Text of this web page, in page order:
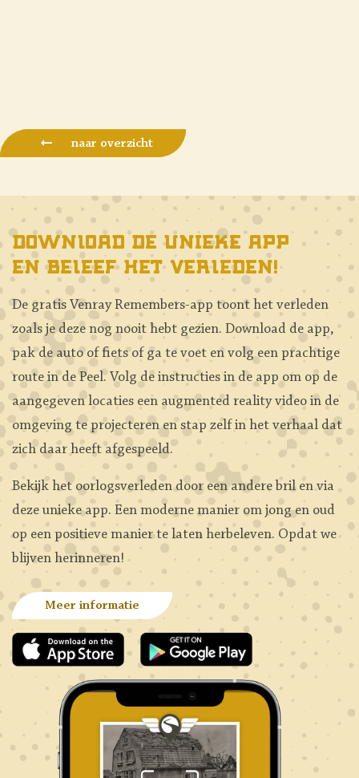
naar overzicht
Download de unieke app
en beleef het verleden!
De gratis Venray Remembers-app toont het verleden
zoals je deze nog nooit hebt gezien. Download de app,
pak de auto of fiets of ga te voet en volg een prachtige
route in de Peel. Volg de instructies in de app om op de
aangegeven locaties een augmented reality video in de
omgeving te projecteren en stap zelf in het verhaal dat
zich daar heeft afgespeeld.
Bekijk het oorlogsverleden door een andere bril en via
deze unieke app. Een moderne manier om jong en oud
op een positieve manier te laten herbeleven. Opdat we
blijven herinneren!
Meer informatie